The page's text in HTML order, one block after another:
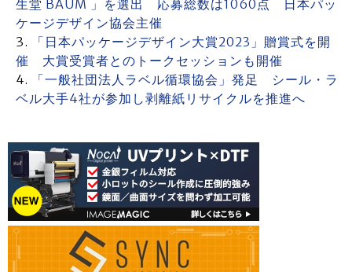
生堂 BAUM 」を選出 応募総数は1060点 日本パッ
ケージデザイン協会主催
「日本パッケージデザイン大賞2023」贈賞式を開
催 大賞受賞者とのトークセッションも開催
「一般社団法人ラベル循環協会」発足 シール・ラ
ベル大手4社が参加し剥離紙リサイクルを推進へ